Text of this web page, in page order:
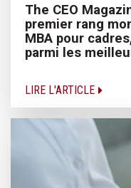
The CEO
premier rang
MBA pour
parmi les
LIRE L'ARTICLE